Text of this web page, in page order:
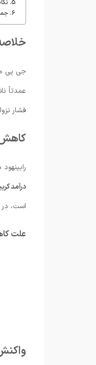
عمدتاً ناشی
فشار
کاهش
رابینهود در بخش
درآمد
است، در
علت